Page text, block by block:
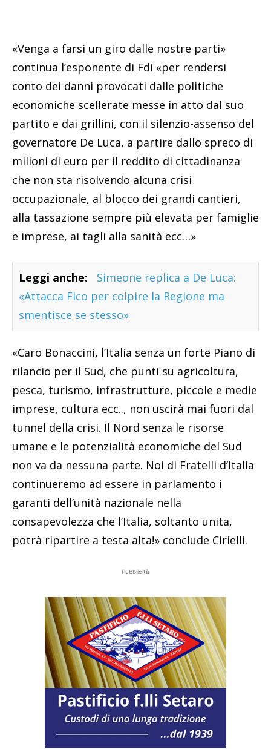
«Venga a farsi un giro dalle nostre parti»
continua l’esponente di Fdi «per rendersi
conto dei danni provocati dalle politiche
economiche scellerate messe in atto dal suo
partito e dai grillini, con il silenzio-assenso del
governatore De Luca, a partire dallo spreco di
milioni di euro per il reddito di cittadinanza
che non sta risolvendo alcuna crisi
occupazionale, al blocco dei grandi cantieri,
alla tassazione sempre più elevata per famiglie
e imprese, ai tagli alla sanità ecc…»
Leggi anche:
Simeone replica a De Luca:
«Attacca Fico per colpire la Regione ma
smentisce se stesso»
«Caro Bonaccini, l’Italia senza un forte Piano di
rilancio per il Sud, che punti su agricoltura,
pesca, turismo, infrastrutture, piccole e medie
imprese, cultura ecc.., non uscirà mai fuori dal
tunnel della crisi. Il Nord senza le risorse
umane e le potenzialità economiche del Sud
non va da nessuna parte. Noi di Fratelli d’Italia
continueremo ad essere in parlamento i
garanti dell’unità nazionale nella
consapevolezza che l’Italia, soltanto unita,
potrà ripartire a testa alta!» conclude Cirielli.
Pubblicità